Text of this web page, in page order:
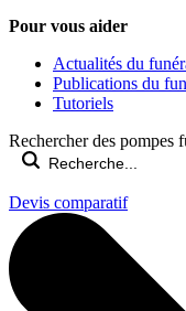
Pour vous aider
Actualités du
Publications du
Tutoriels
Rechercher des pompes
Devis comparatif